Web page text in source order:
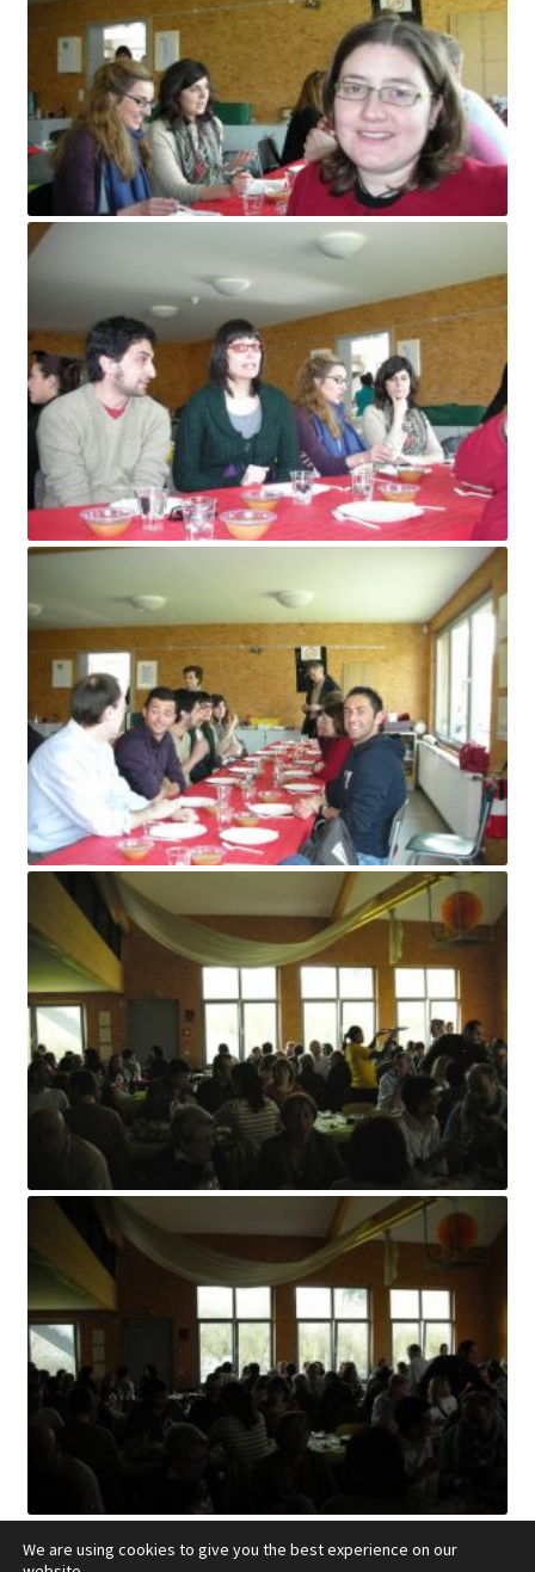
We are using cookies to give you the best experience on our